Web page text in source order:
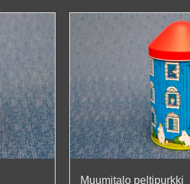
Muumitalo peltipurkki